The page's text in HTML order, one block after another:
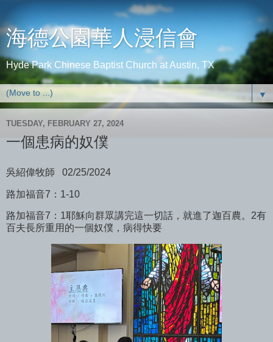
海德公園華人浸信會
Hyde Park Chinese Baptist Church at Austin, TX
▼
TUESDAY, FEBRUARY 27, 2024
一個患病的奴僕
吳紹偉牧師 02/25/2024
路加福音7：1-10
路加福音7：1耶穌向群眾講完這一切話，就進了迦百農。2有
百夫長所重用的一個奴僕，病得快要